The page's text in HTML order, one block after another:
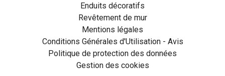
Enduits décoratifs
Revêtement de mur
Mentions légales
Conditions Générales d'Utilisation - Avis
Politique de protection des données
Gestion des cookies